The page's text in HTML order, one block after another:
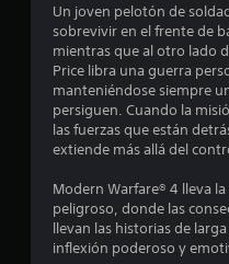
Un joven pelotón de
sobrevivir en el frente de
mientras que al otro lado
Price libra una guerra
manteniéndose siempre
persiguen. Cuando la
las fuerzas que están
extiende más allá del
Modern Warfare® 4 lleva
peligroso, donde las
llevan las historias de
inflexión poderoso y